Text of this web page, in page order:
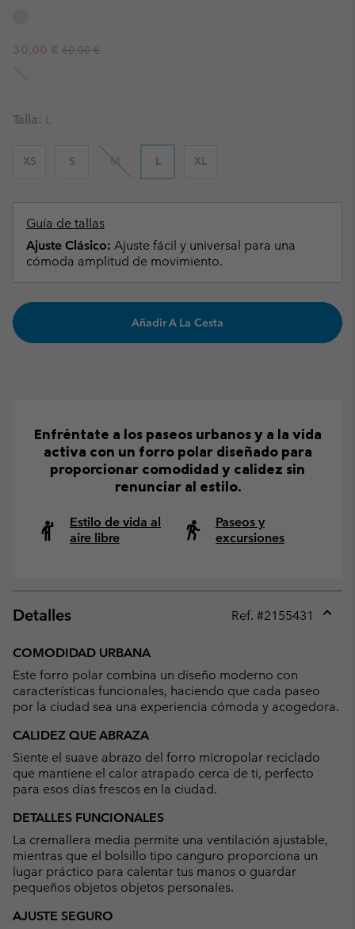
Sale price:
30,00 € Regular price:
60,00 €
Talla:
XS S M L XL
Guía de tallas
Ajuste Clásico: Ajuste fácil y universal para una
cómoda amplitud de movimiento.
Añadir A La Cesta
Enfréntate a los paseos urbanos y a la vida
activa con un forro polar diseñado para
proporcionar comodidad y calidez sin
renunciar al estilo.
Estilo de vida al
aire libre
Paseos y
excursiones
Detalles Ref. #2155431
COMODIDAD URBANA
Este forro polar combina un diseño moderno con
características funcionales, haciendo que cada paseo
por la ciudad sea una experiencia cómoda y acogedora.
CALIDEZ QUE ABRAZA
Siente el suave abrazo del forro micropolar reciclado
que mantiene el calor atrapado cerca de ti, perfecto
para esos días frescos en la ciudad.
DETALLES FUNCIONALES
La cremallera media permite una ventilación ajustable,
mientras que el bolsillo tipo canguro proporciona un
lugar práctico para calentar tus manos o guardar
pequeños objetos objetos personales.
AJUSTE SEGURO